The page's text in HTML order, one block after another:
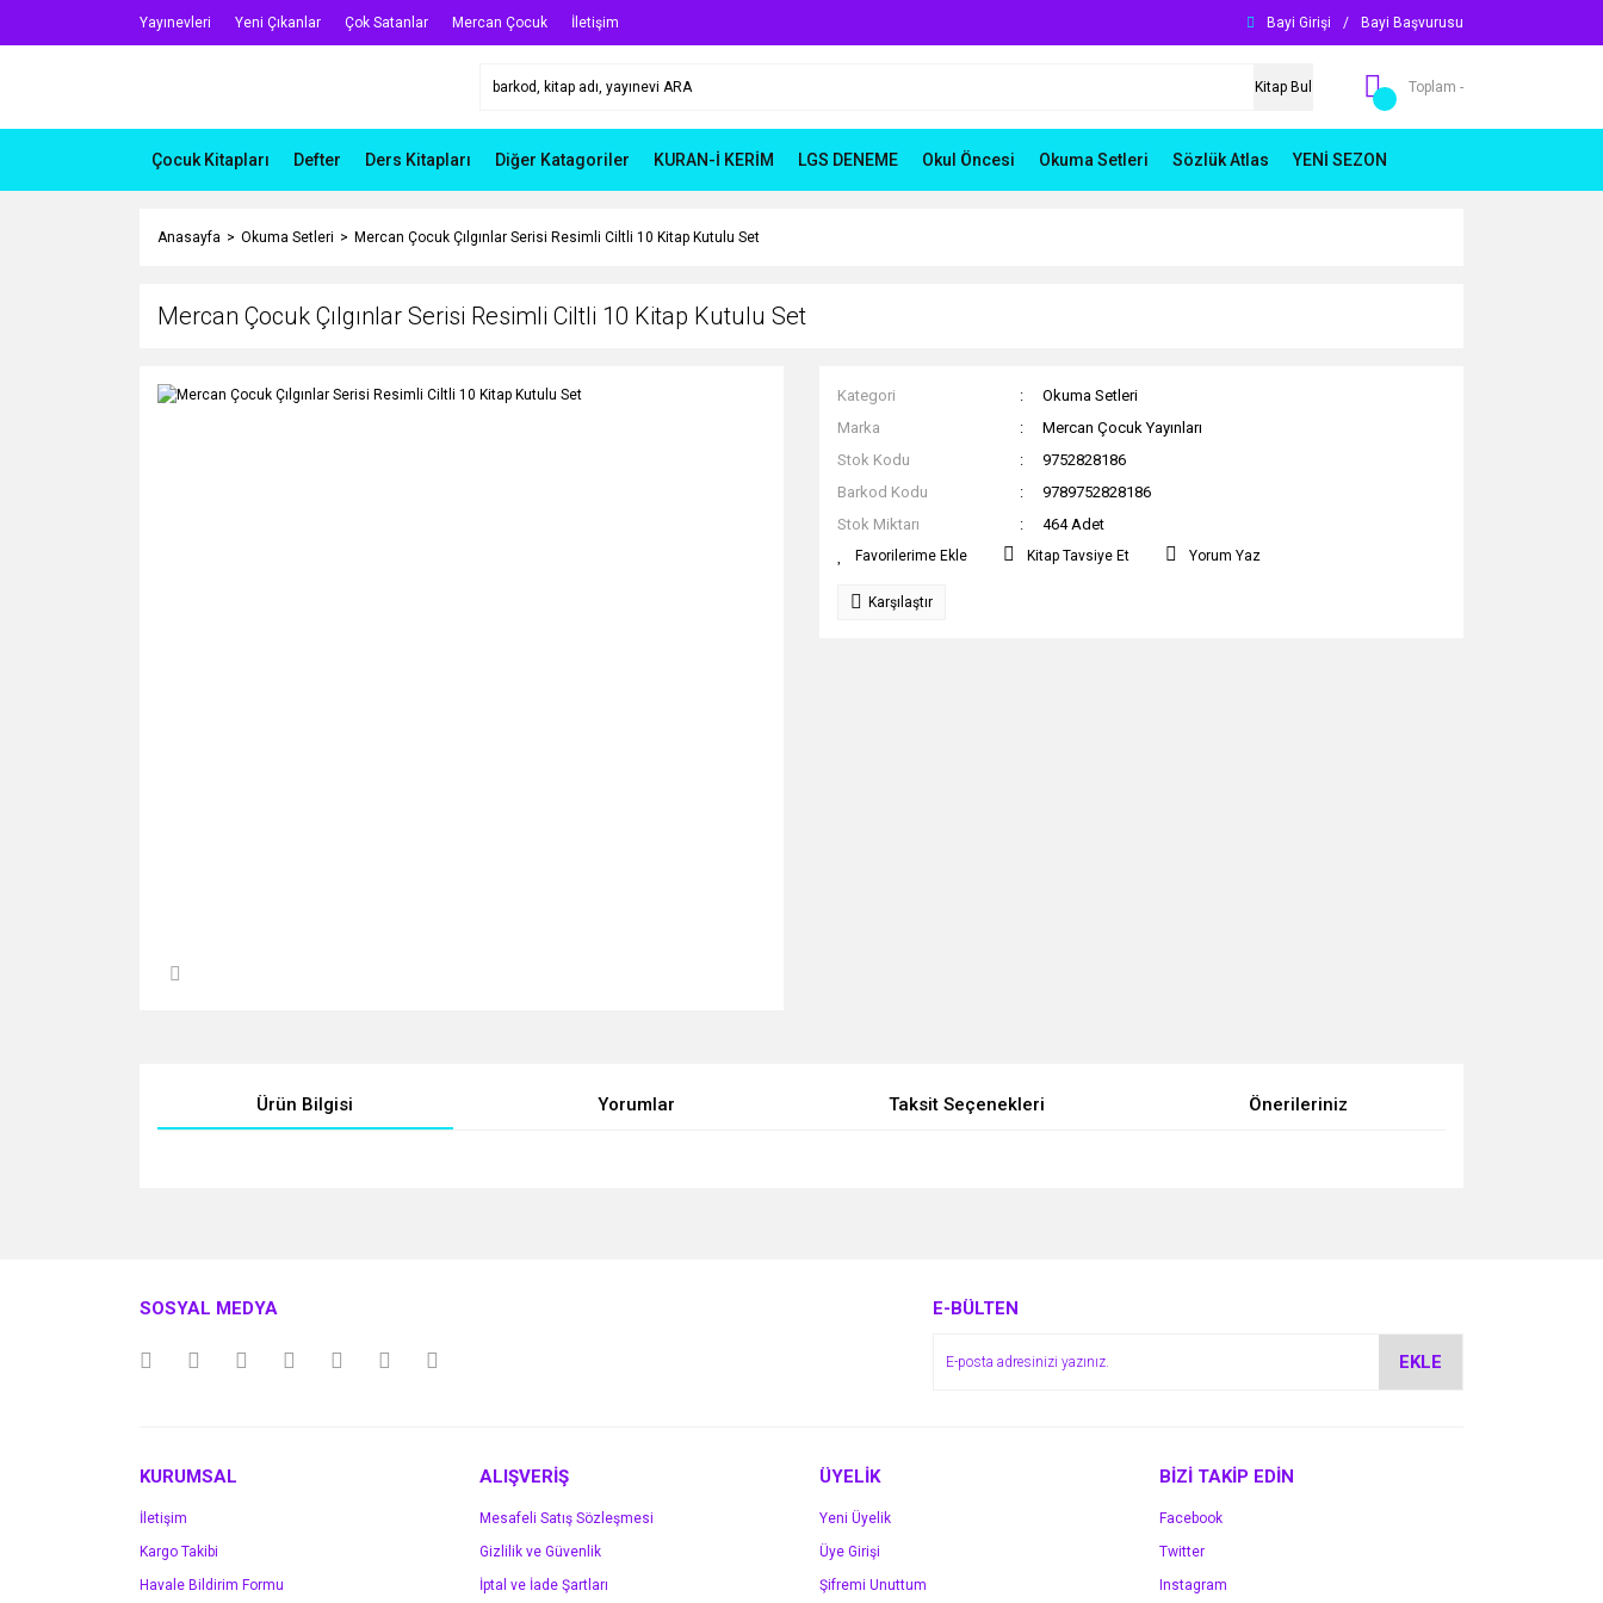
Yayınevleri Yeni Çıkanlar Çok Satanlar Mercan Çocuk İletişim Bayi Girişi / Bayi Başvurusu
Kitap Bul Toplam -
Çocuk Kitapları Defter Ders Kitapları Diğer Katagoriler KURAN-İ KERİM LGS DENEME Okul Öncesi Okuma Setleri Sözlük Atlas YENİ SEZON
Anasayfa Okuma Setleri Mercan Çocuk Çılgınlar Serisi Resimli Ciltli 10 Kitap Kutulu Set
Mercan Çocuk Çılgınlar Serisi Resimli Ciltli 10 Kitap Kutulu Set
Kategori
Okuma Setleri
Marka
Mercan Çocuk Yayınları
Stok Kodu
9752828186
Barkod Kodu
9789752828186
Stok Miktarı
464 Adet
Kitap Tavsiye Et Yorum Yaz
Karşılaştır
Ürün Bilgisi Yorumlar Taksit Seçenekleri Önerileriniz
Ürün açıklamasında eksik bilgiler bulunuyor.
SOSYAL MEDYA E-BÜLTEN
EKLE
KURUMSAL
İletişim
Kargo Takibi
Havale Bildirim Formu
ALIŞVERİŞ
Mesafeli Satış Sözleşmesi
Gizlilik ve Güvenlik
İptal ve İade Şartları
ÜYELİK
Yeni Üyelik
Üye Girişi
Şifremi Unuttum
BİZİ TAKİP EDİN
Facebook
Twitter
Instagram